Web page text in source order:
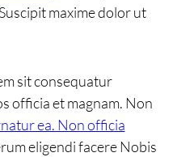
maxime dolor ut
sit consequatur
officia et magnam. Non
ea. Non officia
eligendi facere Nobis